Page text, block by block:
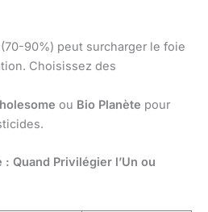
(70-90%) peut surcharger le foie
Choisissez des
ou Bio Planète pour
Quand Privilégier l’Un ou